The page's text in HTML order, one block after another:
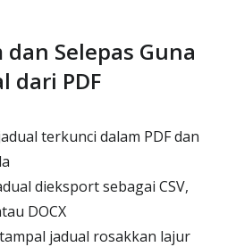
dan Selepas Guna
dari PDF
terkunci dalam PDF dan
dieksport sebagai CSV,
DOCX
jadual rosakkan lajur